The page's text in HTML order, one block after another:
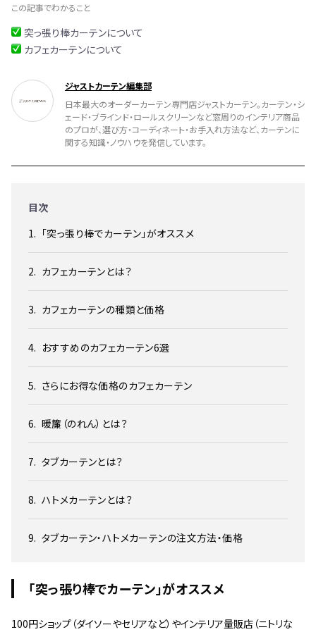
この記事でわかること
突っ張り棒カーテンについて
カフェカーテンについて
ジャストカーテン編集部
日本最大のオーダーカーテン専門店ジャストカーテン。カーテン・シ
ェード・ブラインド・ロールスクリーンなど窓周りのインテリア商品
のプロが、選び方・コーディネート・お手入れ方法など、カーテンに
関する知識・ノウハウを発信しています。
目次
「突っ張り棒でカーテン」がオススメ
カフェカーテンとは？
カフェカーテンの種類と価格
おすすめのカフェカーテン6選
さらにお得な価格のカフェカーテン
暖簾（のれん）とは？
タブカーテンとは？
ハトメカーテンとは？
タブカーテン・ハトメカーテンの注文方法・価格
「突っ張り棒でカーテン」がオススメ
100円ショップ（ダイソーやセリアなど）やインテリア量販店（ニトリな